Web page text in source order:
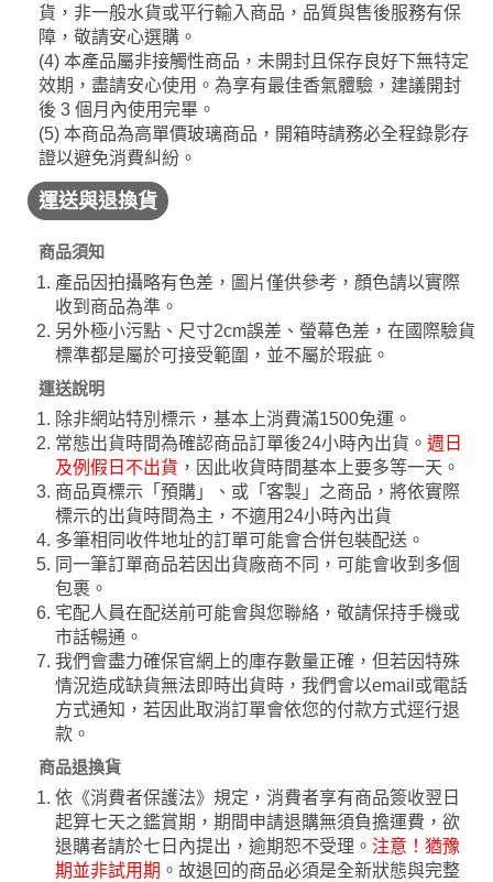
貨，非一般水貨或平行輸入商品，品質與售後服務有保
障，敬請安心選購。
(4) 本產品屬非接觸性商品，未開封且保存良好下無特定
效期，盡請安心使用。為享有最佳香氣體驗，建議開封
後 3 個月內使用完畢。
(5) 本商品為高單價玻璃商品，開箱時請務必全程錄影存
證以避免消費糾紛。
運送與退換貨
商品須知
產品因拍攝略有色差，圖片僅供參考，顏色請以實際
收到商品為準。
另外極小污點、尺寸2cm誤差、螢幕色差，在國際驗貨
標準都是屬於可接受範圍，並不屬於瑕疵。
運送說明
除非網站特別標示，基本上消費滿1500免運。
常態出貨時間為確認商品訂單後24小時內出貨。 週日
及例假日不出貨 ，因此收貨時間基本上要多等一天。
商品頁標示「預購」、或「客製」之商品，將依實際
標示的出貨時間為主，不適用24小時內出貨
多筆相同收件地址的訂單可能會合併包裝配送。
同一筆訂單商品若因出貨廠商不同，可能會收到多個
包裹。
宅配人員在配送前可能會與您聯絡，敬請保持手機或
市話暢通。
我們會盡力確保官網上的庫存數量正確，但若因特殊
情況造成缺貨無法即時出貨時，我們會以email或電話
方式通知，若因此取消訂單會依您的付款方式逕行退
款。
商品退換貨
依《消費者保護法》規定，消費者享有商品簽收翌日
起算七天之鑑賞期，期間申請退購無須負擔運費，欲
退購者請於七日內提出，逾期恕不受理。 注意！猶豫
期並非試用期 。故退回的商品必須是全新狀態與完整